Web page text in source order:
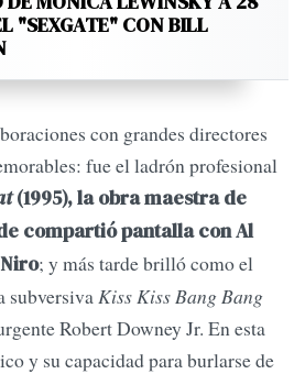
"SEXGATE" CON BILL
con grandes directores
fue el ladrón profesional
(1995), la obra maestra de
compartió pantalla con Al
; y más tarde brilló como el
subversiva Kiss Kiss Bang Bang
Robert Downey Jr. En esta
y su capacidad para burlarse de